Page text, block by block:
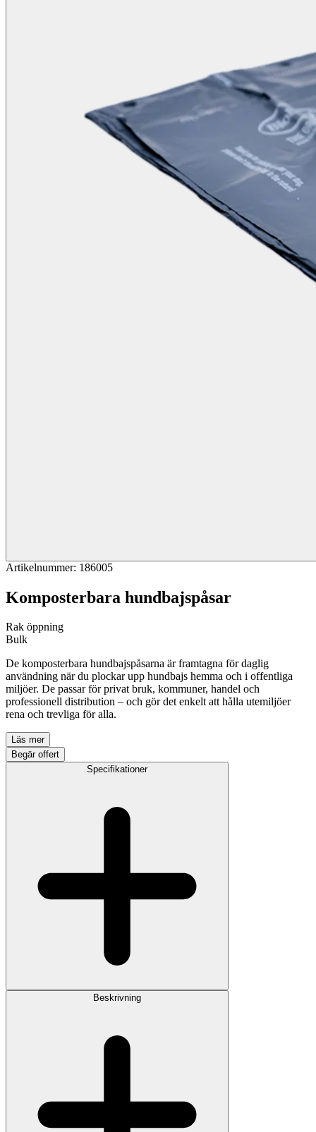
Artikelnummer: 186005
Komposterbara hundbajspåsar
Rak öppning
Bulk
De komposterbara hundbajspåsarna är framtagna för daglig
användning när du plockar upp hundbajs hemma och i offentliga
miljöer. De passar för privat bruk, kommuner, handel och
professionell distribution – och gör det enkelt att hålla utemiljöer
rena och trevliga för alla.
Läs mer
Begär offert
Specifikationer
Beskrivning